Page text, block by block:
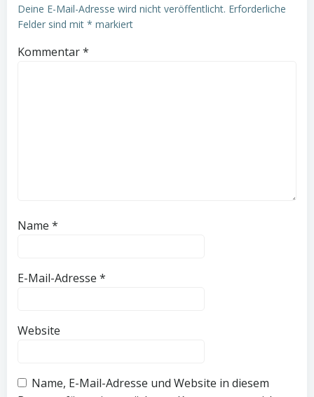
Deine E-Mail-Adresse wird nicht veröffentlicht. Erforderliche
Felder sind mit * markiert
Kommentar*
Name *
E-Mail-Adresse *
Website
Name, E-Mail-Adresse und Website in diesem